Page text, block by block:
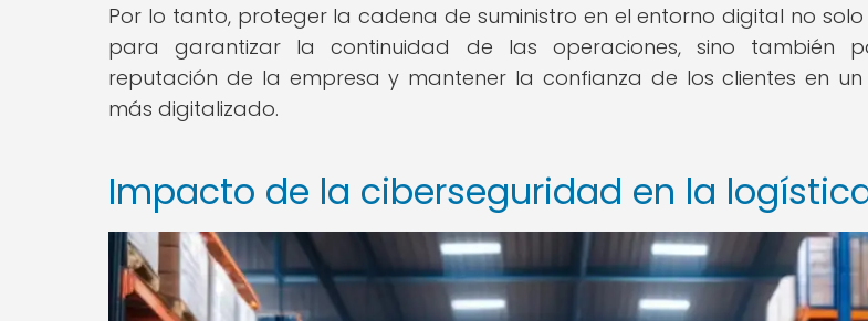
Por lo tanto, proteger la cadena de suministro en el entorno digital no
para garantizar la continuidad de las operaciones, sino también
reputación de la empresa y mantener la confianza de los clientes en
más digitalizado.
Impacto de la ciberseguridad en la